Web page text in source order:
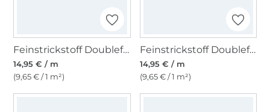
Feinstrickstoff Doubleface Melange, schwarz
14,95 € / m
(9,65 € / 1 m²)
Feinstrickstoff Doubleface Melange, petrol
14,95 € / m
(9,65 € / 1 m²)